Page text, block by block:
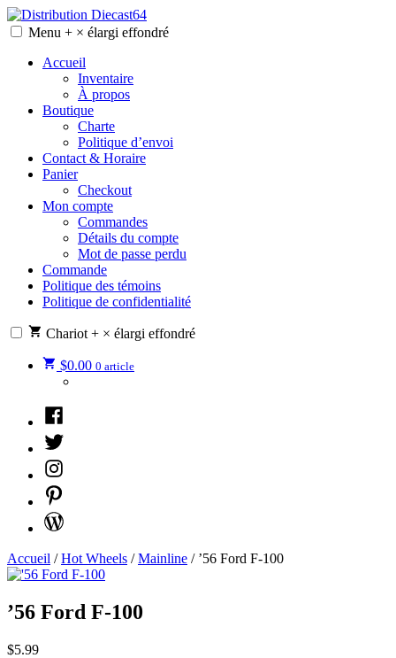
Skip
to
Distribution Diecast64
Une passion, un mode de vie.
Menu + × élargi effondré
Accueil
Inventaire
À propos
Boutique
Charte
Politique d’envoi
Contact & Horaire
Panier
Checkout
Mon compte
Commandes
Détails du compte
Mot de passe perdu
Commande
Politique des témoins
Politique de confidentialité
Chariot + × élargi effondré
$0.00 0 article
Facebook
Twitter
Instagram
Pinterest
WordPress
Accueil /Hot Wheels /Mainline / ’56 Ford F-100
’56 Ford F-100
$5.99